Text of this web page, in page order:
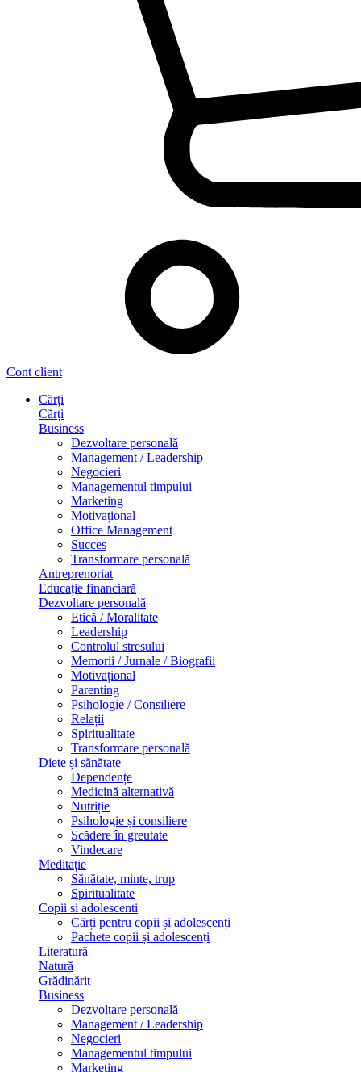
Cont client
Cărți
Cărți
Business
Dezvoltare personală
Management / Leadership
Negocieri
Managementul timpului
Marketing
Motivațional
Office Management
Succes
Transformare personală
Antreprenoriat
Educație financiară
Dezvoltare personală
Etică / Moralitate
Leadership
Controlul stresului
Memorii / Jurnale / Biografii
Motivațional
Parenting
Psihologie / Consiliere
Relații
Spiritualitate
Transformare personală
Diete și sănătate
Dependențe
Medicină alternativă
Nutriție
Psihologie și consiliere
Scădere în greutate
Vindecare
Meditație
Sănătate, minte, trup
Spiritualitate
Copii si adolescenti
Cărți pentru copii și adolescenți
Pachete copii și adolescenți
Literatură
Natură
Grădinărit
Business
Dezvoltare personală
Management / Leadership
Negocieri
Managementul timpului
Marketing